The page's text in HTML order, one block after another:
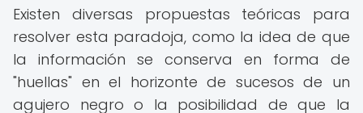
Existen diversas propuestas teóricas para
resolver esta paradoja, como la idea de que
la información se conserva en forma de
"huellas" en el horizonte de sucesos de un
agujero negro o la posibilidad de que la